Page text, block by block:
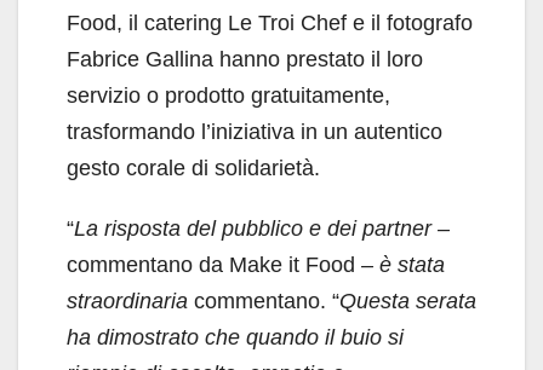
Food, il catering Le Troi Chef e il fotografo
Fabrice Gallina hanno prestato il loro
servizio o prodotto gratuitamente,
trasformando l’iniziativa in un autentico
gesto corale di solidarietà.
“La risposta del pubblico e dei partner –
commentano da Make it Food – è stata
straordinaria commentano. “Questa serata
ha dimostrato che quando il buio si